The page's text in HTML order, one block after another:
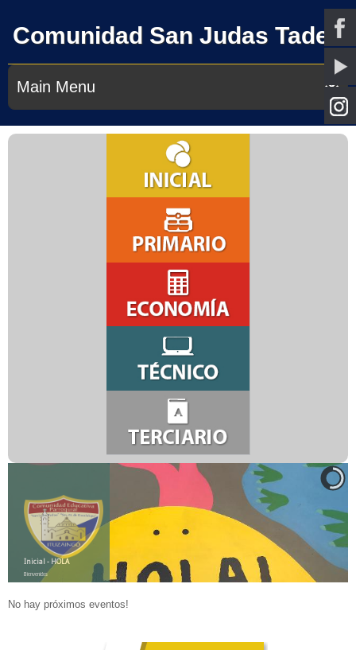
Comunidad San Judas Tadeo
Main Menu
Inicial - HOLA
Bienvenidos
No hay próximos eventos!